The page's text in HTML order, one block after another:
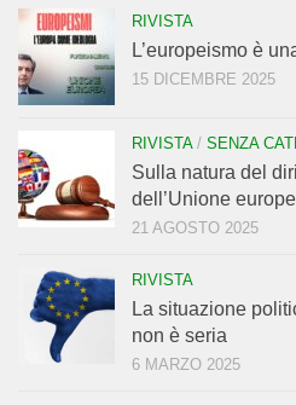
RIVISTA
L’europeismo è
15 DICEMBRE 2025
RIVISTA/ SENZA
Sulla natura del
dell’Unione
21 AGOSTO 2025
RIVISTA
La situazione
non è seria
6 MARZO 2025